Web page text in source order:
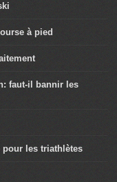
à pied
faut-il bannir les
pour les triathlètes